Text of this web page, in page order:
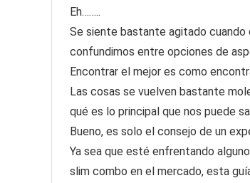
Eh……..
Se siente bastante agitado cuando
confundimos entre opciones de
Encontrar el mejor es como
Las cosas se vuelven bastante
qué es lo principal que nos puede
Bueno, es solo el consejo de un
Ya sea que esté enfrentando
slim combo en el mercado, esta